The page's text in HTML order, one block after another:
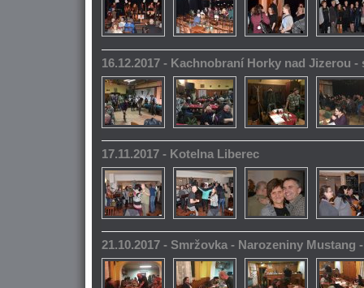
16.12.2017 - Kachnobraní Horky nad Jizerou -
17.11.2017 - Kotelna Liberec
21.10.2017 - Smržovka - Narozeniny Mustang